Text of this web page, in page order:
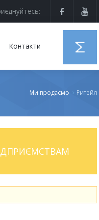
Контакти
Ми продаємо Ритейл